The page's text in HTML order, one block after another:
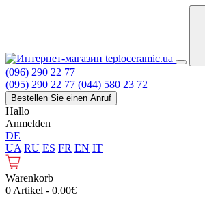
(096) 290 22 77
(095) 290 22 77 (044) 580 23 72
Bestellen Sie einen Anruf
Hallo
Anmelden
DE
UA RU ES FR EN IT
Warenkorb
0 Artikel - 0.00€